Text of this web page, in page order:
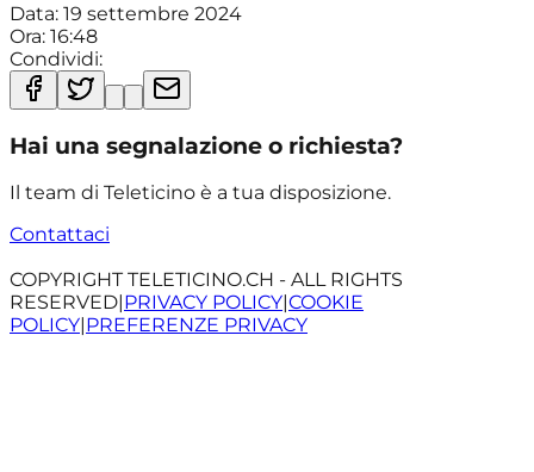
Data: 19 settembre 2024
Ora: 16:48
Condividi:
Hai una segnalazione o richiesta?
Il team di Teleticino è a tua disposizione.
Contattaci
COPYRIGHT TELETICINO.CH - ALL RIGHTS
RESERVED|PRIVACY POLICY|COOKIE
POLICY|PREFERENZE PRIVACY